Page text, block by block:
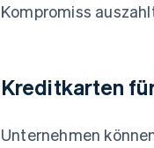
Kompromiss
Kreditkarten
Unternehmen